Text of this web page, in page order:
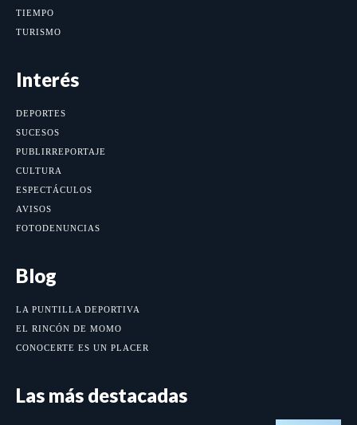
TIEMPO
TURISMO
Interés
DEPORTES
SUCESOS
PUBLIRREPORTAJE
CULTURA
ESPECTÁCULOS
AVISOS
FOTODENUNCIAS
Blog
LA PUNTILLA DEPORTIVA
EL RINCÓN DE MOMO
CONOCERTE ES UN PLACER
Las más destacadas